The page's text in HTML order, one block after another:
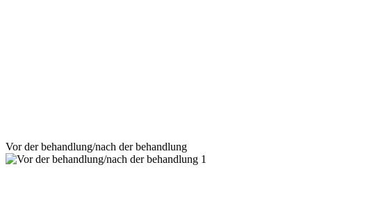
Vor der behandlung/nach der behandlung